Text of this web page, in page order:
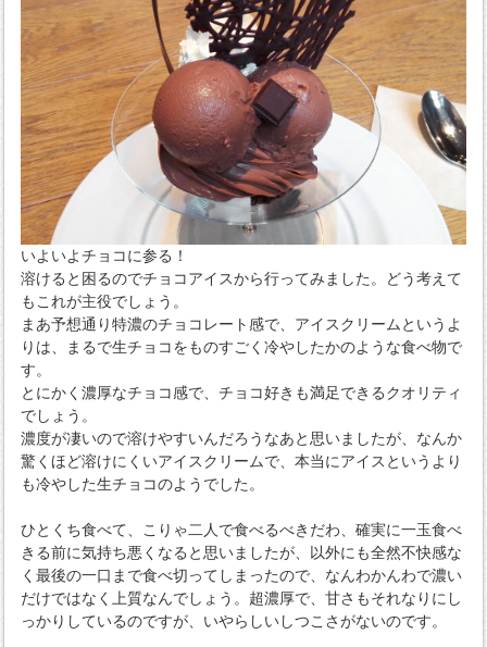
いよいよチョコに参る！
溶けると困るのでチョコアイスから行ってみました。どう考えて
もこれが主役でしょう。
まあ予想通り特濃のチョコレート感で、アイスクリームというよ
りは、まるで生チョコをものすごく冷やしたかのような食べ物で
す。
とにかく濃厚なチョコ感で、チョコ好きも満足できるクオリティ
でしょう。
濃度が凄いので溶けやすいんだろうなあと思いましたが、なんか
驚くほど溶けにくいアイスクリームで、本当にアイスというより
も冷やした生チョコのようでした。
ひとくち食べて、こりゃ二人で食べるべきだわ、確実に一玉食べ
きる前に気持ち悪くなると思いましたが、以外にも全然不快感な
く最後の一口まで食べ切ってしまったので、なんわかんわで濃い
だけではなく上質なんでしょう。超濃厚で、甘さもそれなりにし
っかりしているのですが、いやらしいしつこさがないのです。